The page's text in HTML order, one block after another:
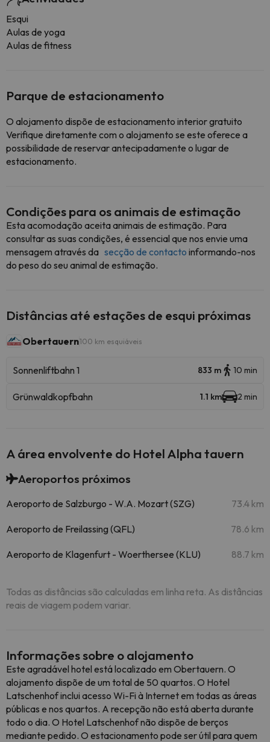
Esqui
Aulas de yoga
Aulas de fitness
Parque de estacionamento
O alojamento dispõe de estacionamento interior gratuito
Verifique diretamente com o alojamento se este oferece a
possibilidade de reservar antecipadamente o lugar de
estacionamento.
Condições para os animais de estimação
Esta acomodação aceita animais de estimação. Para
consultar as suas condições, é essencial que nos envie uma
mensagem através da secção de contacto informando-nos
do peso do seu animal de estimação.
Distâncias até estações de esqui próximas
Obertauern100 km esquiáveis
Sonnenliftbahn 1 833 m 10 min
Grünwaldkopfbahn 1.1 km 2 min
A área envolvente do Hotel Alpha tauern
Aeroportos próximos
Aeroporto de Salzburgo - W.A. Mozart (SZG) 73.4 km
Aeroporto de Freilassing (QFL) 78.6 km
Aeroporto de Klagenfurt - Woerthersee (KLU) 88.7 km
Todas as distâncias são calculadas em linha reta. As distâncias
reais de viagem podem variar.
Informações sobre o alojamento
Este agradável hotel está localizado em Obertauern. O
alojamento dispõe de um total de 50 quartos. O Hotel
Latschenhof inclui acesso Wi-Fi à Internet em todas as áreas
públicas e nos quartos. A recepção não está aberta durante
todo o dia. O Hotel Latschenhof não dispõe de berços
mediante pedido. O estacionamento pode ser útil para quem